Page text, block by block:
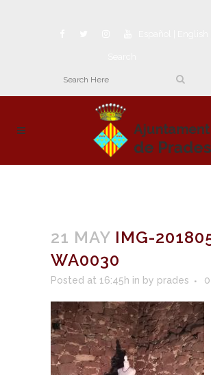
21 MAY IMG-
WA0030
Posted at 16:45h in by prades 0